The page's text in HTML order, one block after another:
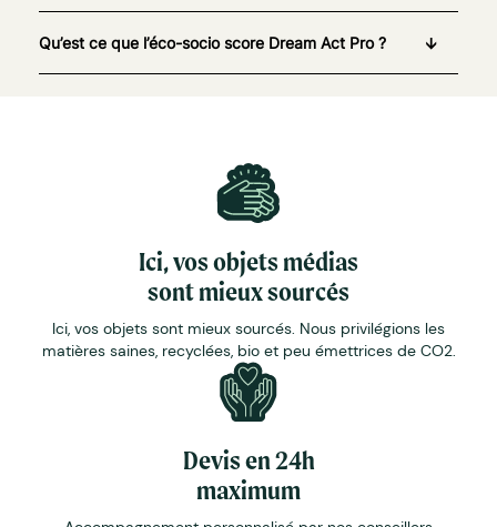
Qu’est ce que l’éco-socio score Dream Act Pro ?
Ici, vos objets médias
sont mieux sourcés
Ici, vos objets sont mieux sourcés. Nous privilégions les
matières saines, recyclées, bio et peu émettrices de CO2.
Devis en 24h
maximum